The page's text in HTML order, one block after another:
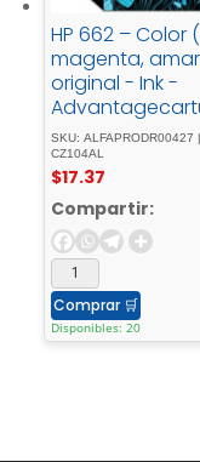
HP 662 – Color
magenta,
original - Ink -
de - tintapara -
Deskjet - 1516, -
Advantage -
Ink - Advantage
35XX, - Ink -
Advantage -
SKU: ALFAPRODR00427
CZ104AL
$17.37
Compartir:
Comprar 🛒
Disponibles: 20